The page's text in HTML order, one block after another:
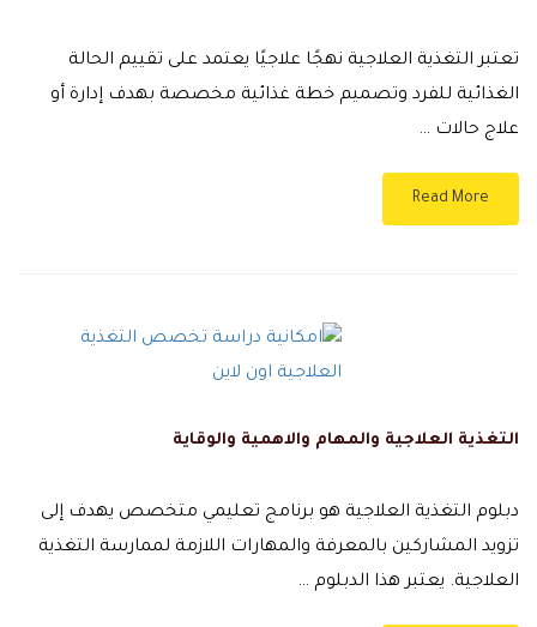
تعتبر التغذية العلاجية نهجًا علاجيًا يعتمد على تقييم الحالة
الغذائية للفرد وتصميم خطة غذائية مخصصة بهدف إدارة أو
علاج حالات …
Read More
التغذية العلاجية والمهام والاهمية والوقاية
دبلوم التغذية العلاجية هو برنامج تعليمي متخصص يهدف إلى
تزويد المشاركين بالمعرفة والمهارات اللازمة لممارسة التغذية
العلاجية. يعتبر هذا الدبلوم …